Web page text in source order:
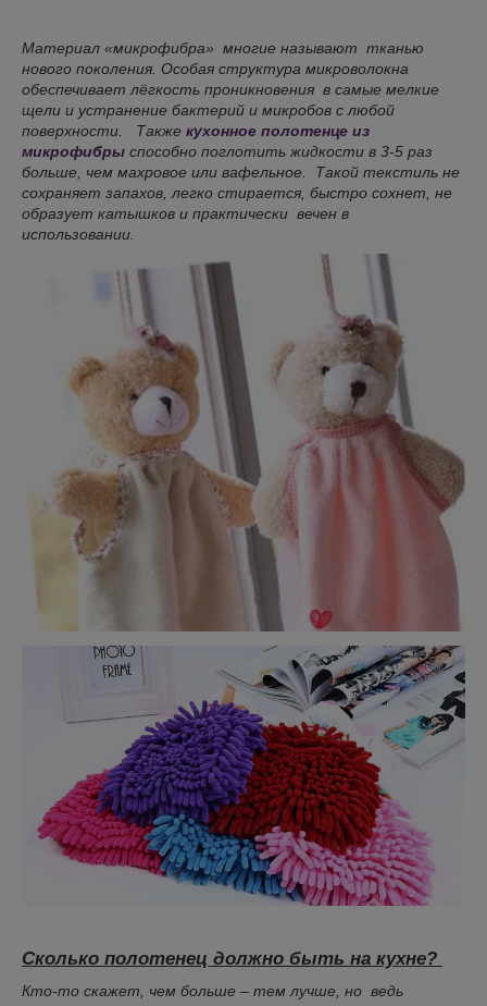
Материал «микрофибра» многие называют тканью
нового поколения. Особая структура микроволокна
обеспечивает лёгкость проникновения в самые мелкие
щели и устранение бактерий и микробов с любой
поверхности. Также кухонное полотенце из
микрофибры способно поглотить жидкости в 3-5 раз
больше, чем махровое или вафельное. Такой текстиль не
сохраняет запахов, легко стирается, быстро сохнет, не
образует катышков и практически вечен в
использовании.
Сколько полотенец должно быть на кухне?
Кто-то скажет, чем больше – тем лучше, но ведь